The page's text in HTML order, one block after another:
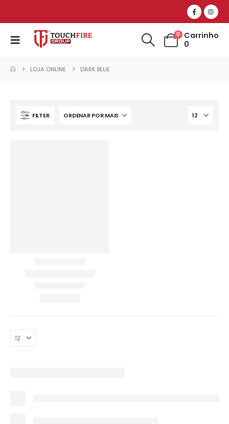
0
Carrinho
0
LOJA ONLINE DARK BLUE
FILTER